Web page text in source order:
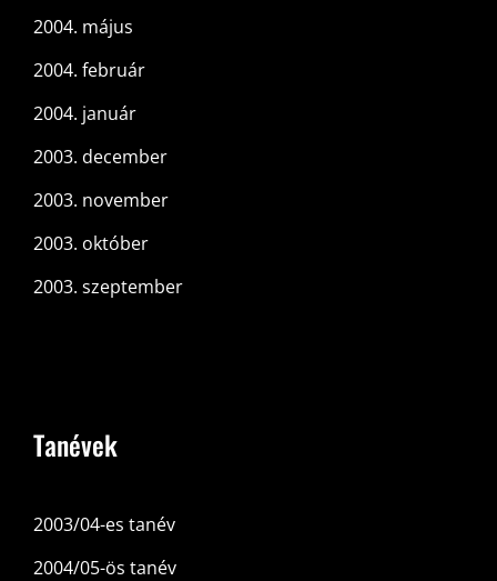
2004. május
2004. február
2004. január
2003. december
2003. november
2003. október
2003. szeptember
Tanévek
2003/04-es tanév
2004/05-ös tanév